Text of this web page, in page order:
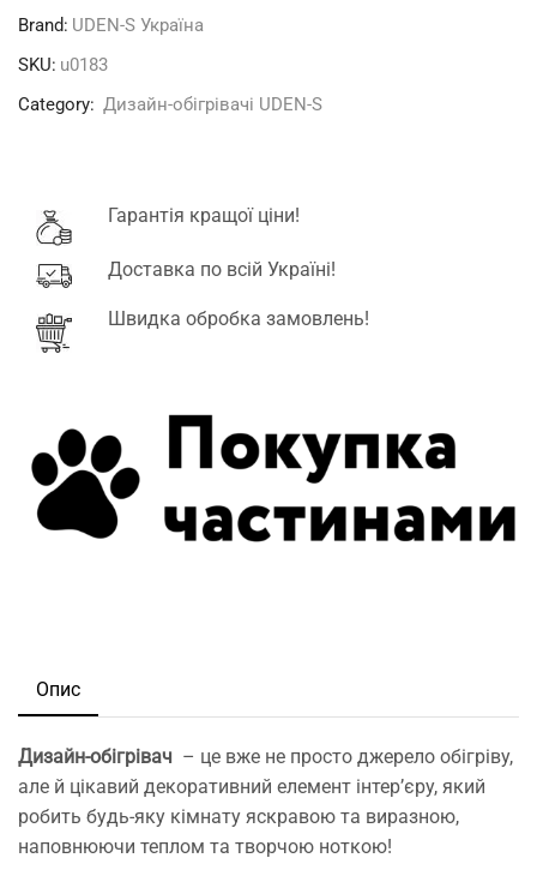
кількість
Brand: UDEN-S Україна
SKU: u0183
Category: Дизайн-обігрівачі UDEN-S
Гарантія кращої ціни!
Доставка по всій Україні!
Швидка обробка замовлень!
Опис
Дизайн-обігрівач – це вже не просто джерело обігріву,
але й цікавий декоративний елемент інтер’єру, який
робить будь-яку кімнату яскравою та виразною,
наповнюючи теплом та творчою ноткою!